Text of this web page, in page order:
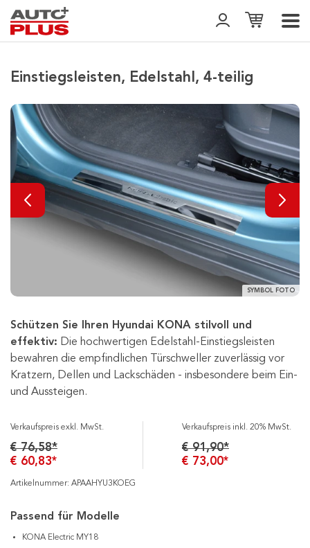
Einstiegsleisten, Edelstahl, 4-teilig
SYMBOL FOTO
Schützen Sie Ihren Hyundai KONA stilvoll und
effektiv: Die hochwertigen Edelstahl-Einstiegsleisten
bewahren die empfindlichen Türschweller zuverlässig vor
Kratzern, Dellen und Lackschäden - insbesondere beim Ein-
und Aussteigen.
Verkaufspreis exkl. MwSt.
€ 76,58*
€ 60,83*
Verkaufspreis inkl. 20% MwSt.
€ 91,90*
€ 73,00*
Artikelnummer: APAAHYU3KOEG
Passend für Modelle
KONA Electric MY18